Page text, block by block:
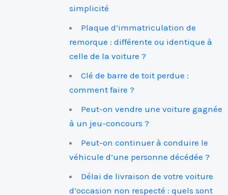
simplicité
Plaque d’immatriculation de
remorque : différente ou identique à
celle de la voiture ?
Clé de barre de toit perdue :
comment faire ?
Peut-on vendre une voiture gagnée
à un jeu-concours ?
Peut-on continuer à conduire le
véhicule d’une personne décédée ?
Délai de livraison de votre voiture
d’occasion non respecté : quels sont